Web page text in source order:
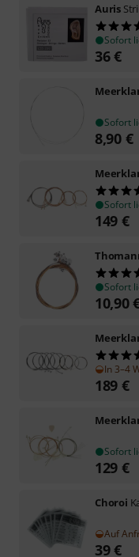
Auris
Sofort
36€
Sofort
8,90 €
Sofort
149 €
Sofort
10,90
In 3–4
189 €
Sofort
129 €
Choroi
Auf
39€